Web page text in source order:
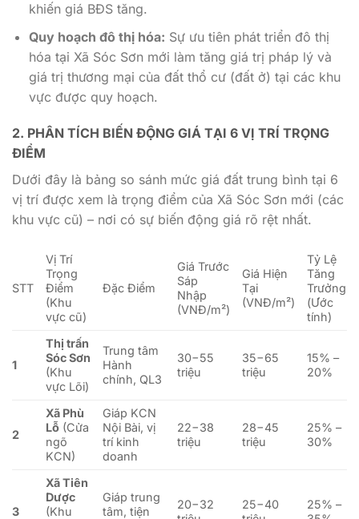
khiến giá BĐS tăng.
Quy hoạch đô thị hóa: Sự ưu tiên phát triển đô thị
hóa tại Xã Sóc Sơn mới làm tăng giá trị pháp lý và
giá trị thương mại của đất thổ cư (đất ở) tại các khu
vực được quy hoạch.
2. PHÂN TÍCH BIẾN ĐỘNG GIÁ TẠI 6 VỊ TRÍ TRỌNG
ĐIỂM
Dưới đây là bảng so sánh mức giá đất trung bình tại 6
vị trí được xem là trọng điểm của Xã Sóc Sơn mới (các
khu vực cũ) – nơi có sự biến động giá rõ rệt nhất.
STT
Vị Trí
Trọng
Điểm
(Khu
vực cũ)
Đặc Điểm
Giá Trước
Sáp
Nhập
(VNĐ/m²)
Giá Hiện
Tại
(VNĐ/m²)
Tỷ Lệ
Tăng
Trưởng
(Ước
tính)
1
Thị trấn
Sóc Sơn
(Khu
vực Lõi)
Trung tâm
Hành
chính, QL3
30−55
triệu
35−65
triệu
15% –
20%
2
Xã Phù
Lỗ (Cửa
ngõ
KCN)
Giáp KCN
Nội Bài, vị
trí kinh
doanh
22−38
triệu
28−45
triệu
25% –
30%
3
Xã Tiên
Dược
(Khu
Giáp trung
tâm, tiện
20−32
25−40
25% –